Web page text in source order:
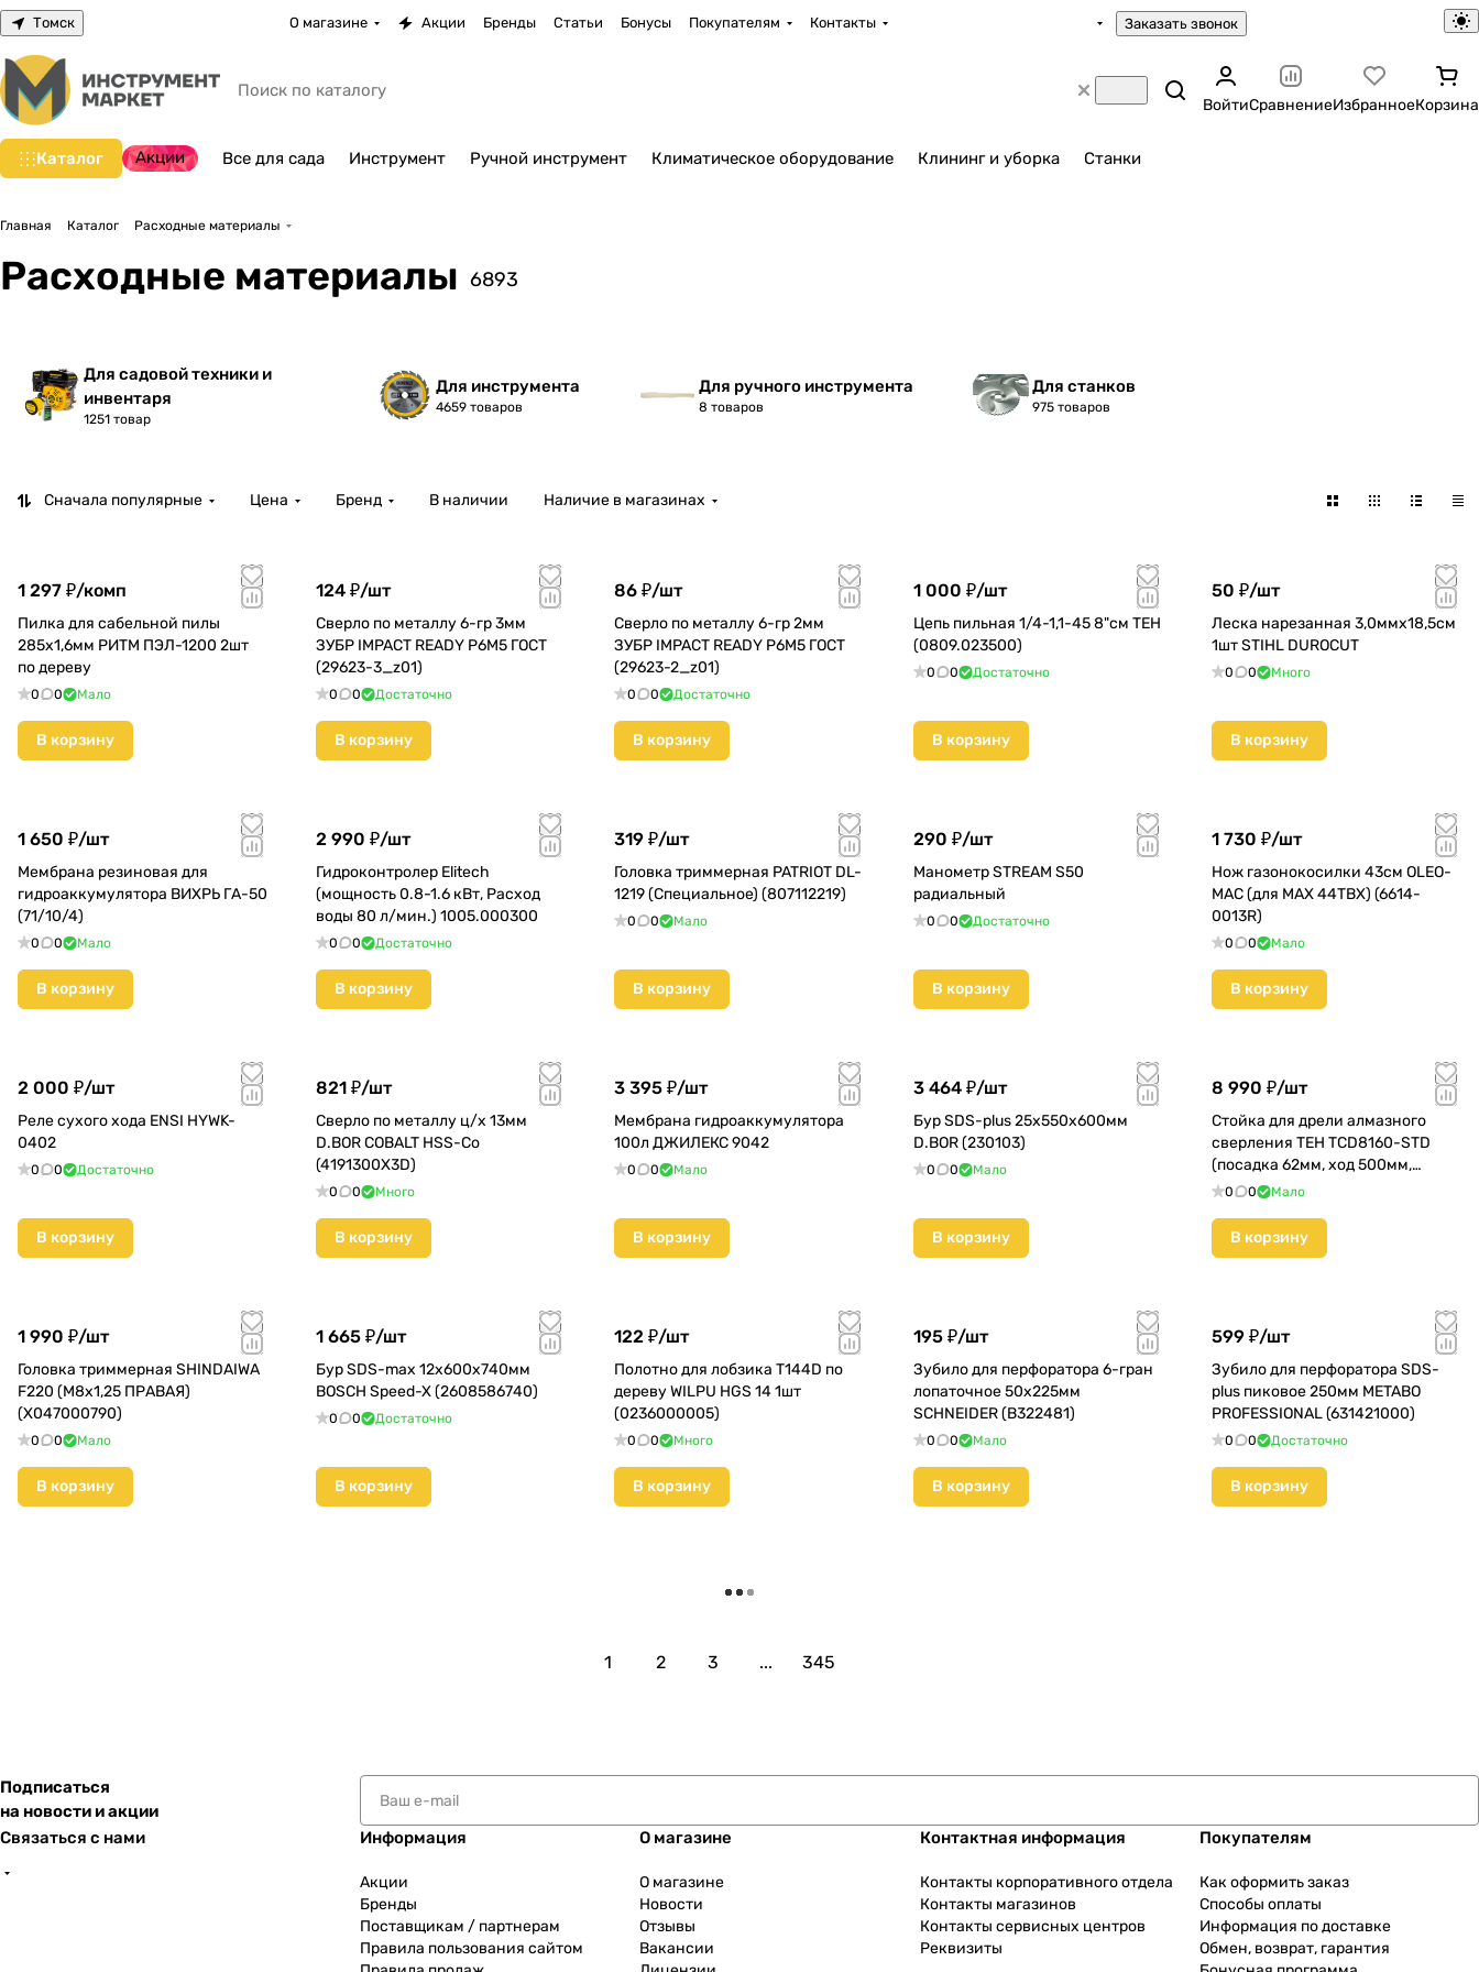
Томск О магазине Акции Бренды Статьи Бонусы Покупателям Контакты Заказать звонок
ВойтиСравнениеИзбранноеКорзина
Каталог Акции Все для сада Инструмент Ручной инструмент Климатическое оборудование Клининг и уборка Станки
Главная Каталог Расходные материалы
Расходные материалы 6893
Для садовой техники и
инвентаря
1251 товар
Для инструмента
4659 товаров
Для ручного инструмента
8 товаров
Для станков
975 товаров
Сначала популярные Цена Бренд В наличии Наличие в магазинах
1 297 ₽/комп
Пилка для сабельной пилы
285х1,6мм РИТМ ПЭЛ-1200 2шт
по дереву
0 0 Мало
В корзину
124 ₽/шт
Сверло по металлу 6-гр 3мм
ЗУБР IMPACT READY Р6М5 ГОСТ
(29623-3_z01)
0 0 Достаточно
В корзину
86 ₽/шт
Сверло по металлу 6-гр 2мм
ЗУБР IMPACT READY Р6М5 ГОСТ
(29623-2_z01)
0 0 Достаточно
В корзину
1 000 ₽/шт
Цепь пильная 1/4-1,1-45 8"см TEH
(0809.023500)
0 0 Достаточно
В корзину
50 ₽/шт
Леска нарезанная 3,0ммх18,5см
1шт STIHL DUROCUT
0 0 Много
В корзину
1 650 ₽/шт
Мембрана резиновая для
гидроаккумулятора ВИХРЬ ГА-50
(71/10/4)
0 0 Мало
В корзину
2 990 ₽/шт
Гидроконтролер Elitech
(мощность 0.8-1.6 кВт, Расход
воды 80 л/мин.) 1005.000300
0 0 Достаточно
В корзину
319 ₽/шт
Головка триммерная PATRIOT DL-
1219 (Специальное) (807112219)
0 0 Мало
В корзину
290 ₽/шт
Манометр STREAM S50
радиальный
0 0 Достаточно
В корзину
1 730 ₽/шт
Нож газонокосилки 43см OLEO-
MAC (для MAX 44TBX) (6614-
0013R)
0 0 Мало
В корзину
2 000 ₽/шт
Реле сухого хода ENSI HYWK-
0402
0 0 Достаточно
В корзину
821 ₽/шт
Сверло по металлу ц/х 13мм
D.BOR COBALT HSS-Co
(4191300X3D)
0 0 Много
В корзину
3 395 ₽/шт
Мембрана гидроаккумулятора
100л ДЖИЛЕКС 9042
0 0 Мало
В корзину
3 464 ₽/шт
Бур SDS-plus 25х550х600мм
D.BOR (230103)
0 0 Мало
В корзину
8 990 ₽/шт
Стойка для дрели алмазного
сверления TEH TCD8160-STD
(посадка 62мм, ход 500мм,
8,92кг) (TCD8160-STD)
0 0 Мало
В корзину
1 990 ₽/шт
Головка триммерная SHINDAIWA
F220 (M8х1,25 ПРАВАЯ)
(X047000790)
0 0 Мало
В корзину
1 665 ₽/шт
Бур SDS-max 12х600х740мм
BOSCH Speed-X (2608586740)
0 0 Достаточно
В корзину
122 ₽/шт
Полотно для лобзика T144D по
дереву WILPU HGS 14 1шт
(0236000005)
0 0 Много
В корзину
195 ₽/шт
Зубило для перфоратора 6-гран
лопаточное 50х225мм
SCHNEIDER (В322481)
0 0 Мало
В корзину
599 ₽/шт
Зубило для перфоратора SDS-
plus пиковое 250мм METABO
PROFESSIONAL (631421000)
0 0 Достаточно
В корзину
Загрузить еще
1 2 3 ... 345
Подписаться
на новости и акции
Связаться с нами
Информация
Акции
Бренды
Поставщикам / партнерам
Правила пользования сайтом
О магазине
О магазине
Новости
Отзывы
Вакансии
Контактная информация
Контакты корпоративного отдела
Контакты магазинов
Контакты сервисных центров
Реквизиты
Покупателям
Как оформить заказ
Способы оплаты
Информация по доставке
Обмен, возврат, гарантия